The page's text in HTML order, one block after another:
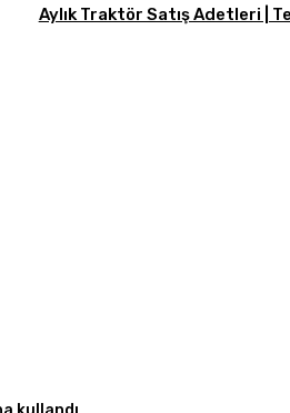
Aylık Traktör Satış Adetleri |